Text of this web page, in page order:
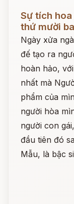
Sự tích
thứ mười ba
Ngày xửa
đế tạo ra
hoàn hảo,
nhất mà
phẩm của
người hòa
người con
đầu tiên đó
Mẫu, là bậc